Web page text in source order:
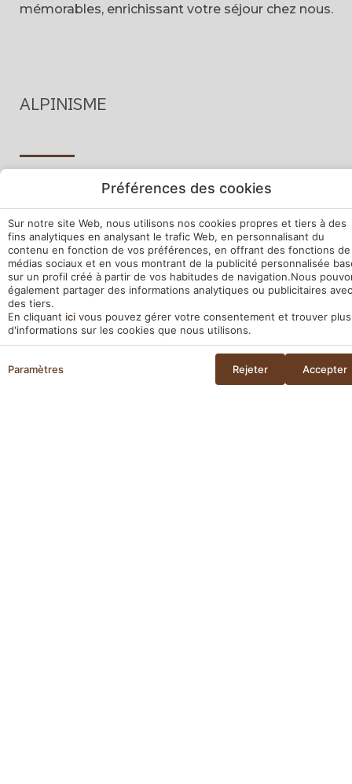
mémorables, enrichissant votre séjour chez nous.
ALPINISME
PARCOURS PÉDESTRES
TT4X4 TOURS
BUGGY
Préférences des cookies
Sur notre site Web, nous utilisons nos cookies propres et tiers à des
fins analytiques en analysant le trafic Web, en personnalisant du
contenu en fonction de vos préférences, en offrant des fonctions de
médias sociaux et en vous montrant de la publicité personnalisée
sur un profil créé à partir de vos habitudes de navigation.Nous
également partager des informations analytiques ou publicitaires avec
des tiers.
En cliquant ici vous pouvez gérer votre consentement et trouver plus
d'informations sur les cookies que nous utilisons.
Paramètres Rejeter Accepter